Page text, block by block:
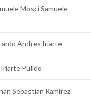
Samuele
Pulido